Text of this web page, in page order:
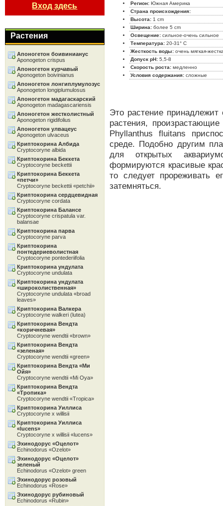
Регион: Южная Америка
Страна происхождения:
Высота: 1 cm
Ширина: более 5 cm
Освещение: сильное-очень сильное
Температура: 20-31° C
Жесткость воды: очень мягкая-
Допуск pH: 5,5-8
Скорость роста: медленно
Условия содержания: сложные
Это растение принадлежит
растения,
Phyllanthus fluitans
среде. Подобно другим
для открытых
формируются красивые
то следует прореживать
затемняться.
Вход здесь
Растения
Апоногетон боивинианус
Aponogeton crispus
Апоногетон курчавый
Aponogeton boivinianus
Апоногетон лонгиплумулозус
Aponogeton longiplumulosus
Апоногетон мадагаскарский
Aponogeton madagascariensis
Апоногетон жестколистный
Aponogeton rigidifolius
Апоногетон улвацеус
Aponogeton ulvaceus
Криптокорина Албида
Cryptocoryne albida
Криптокорина Беккета
Cryptocoryne beckettii
Криптокорина Беккета
«петчи»
Cryptocoryne beckettii «petchii»
Криптокорина сердцевидная
Cryptocoryne cordata
Криптокорина Балансе
Cryptocoryne crispatula var.
balansae
Криптокорина парва
Cryptocoryne parva
Криптокорина
понтедериеволистная
Cryptocoryne pontederiifolia
Криптокорина ундулата
Cryptocoryne undulata
Криптокорина ундулата
«широколиственная»
Cryptocoryne undulata «broad
leaves»
Криптокорина Валкера
Cryptocoryne walkeri (lutea)
Криптокорина Вендта
«коричневая»
Cryptocoryne wendtii «brown»
Криптокорина Вендта
«зеленая»
Cryptocoryne wendtii «green»
Криптокорина Вендта «Ми
Ойя»
Cryptocoryne wendtii «Mi Oya»
Криптокорина Вендта
«Тропика»
Cryptocoryne wendtii «Tropica»
Криптокорина Уиллиса
Cryptocoryne x willisii
Криптокорина Уиллиса
«lucens»
Cryptocoryne x willisii «lucens»
Эхинодорус «Oцелот»
Echinodorus «Ozelot»
Эхинодорус «Oцелот»
зеленый
Echinodorus «Ozelot» green
Эхинодорус розовый
Echinodorus «Rose»
Эхинодорус рубиновый
Echinodorus «Rubin»